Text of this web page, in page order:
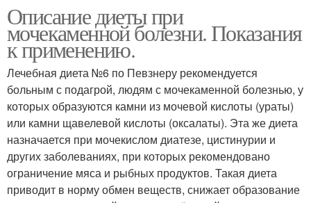
Описание диеты при
мочекаменной болезни. Показания
к применению.
Лечебная диета №6 по Певзнеру рекомендуется
больным с подагрой, людям с мочекаменной болезнью, у
которых образуются камни из мочевой кислоты (ураты)
или камни щавелевой кислоты (оксалаты). Эта же диета
назначается при мочекислом диатезе, цистинурии и
других заболеваниях, при которых рекомендовано
ограничение мяса и рыбных продуктов. Такая диета
приводит в норму обмен веществ, снижает образование